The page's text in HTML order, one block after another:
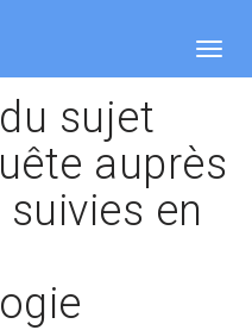
sujet
auprès
en